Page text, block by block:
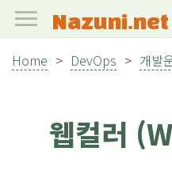
menu Nazuni.net
Home > DevOps > 개발
웹컬러